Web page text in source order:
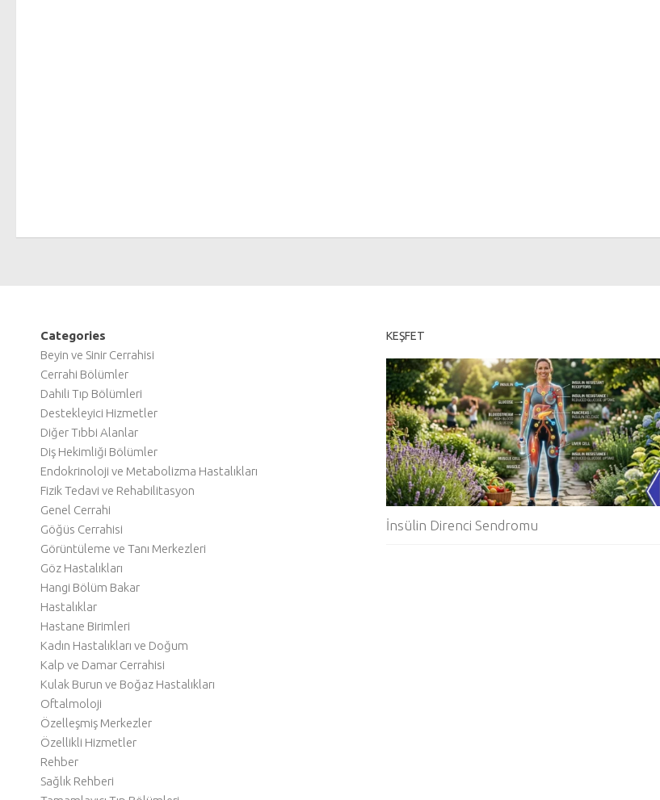
Categories
Beyin ve Sinir Cerrahisi
Cerrahi Bölümler
Dahili Tıp Bölümleri
Destekleyici Hizmetler
Diğer Tıbbi Alanlar
Diş Hekimliği Bölümler
Endokrinoloji ve Metabolizma Hastalıkları
Fizik Tedavi ve Rehabilitasyon
Genel Cerrahi
Göğüs Cerrahisi
Görüntüleme ve Tanı Merkezleri
Göz Hastalıkları
Hangi Bölüm Bakar
Hastalıklar
Hastane Birimleri
Kadın Hastalıkları ve Doğum
Kalp ve Damar Cerrahisi
Kulak Burun ve Boğaz Hastalıkları
Oftalmoloji
Özelleşmiş Merkezler
Özellikli Hizmetler
Rehber
Sağlık Rehberi
KEŞFET
İnsülin Direnci Sendromu